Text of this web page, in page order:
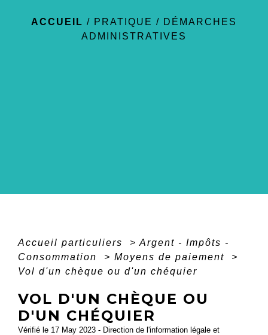
ACCUEIL / PRATIQUE / DÉMARCHES
ADMINISTRATIVES
Accueil particuliers > Argent - Impôts -
Consommation
> Moyens de paiement
>
Vol d'un chèque ou d'un chéquier
VOL D'UN CHÈQUE OU
D'UN CHÉQUIER
Vérifié le 17 May 2023 - Direction de l'information légale et